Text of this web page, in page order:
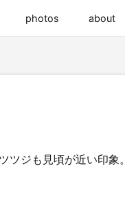
photos about
ジも見頃が近い印象。